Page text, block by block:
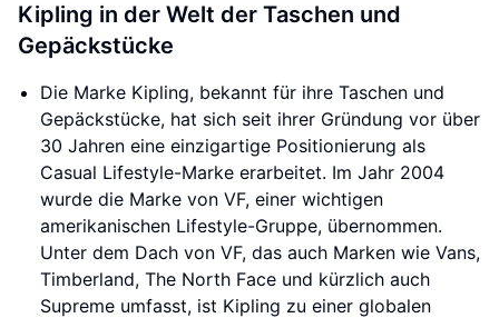
Kipling in der Welt der Taschen und
Gepäckstücke
Die Marke Kipling, bekannt für ihre Taschen und
Gepäckstücke, hat sich seit ihrer Gründung vor über
30 Jahren eine einzigartige Positionierung als
Casual Lifestyle-Marke erarbeitet. Im Jahr 2004
wurde die Marke von VF, einer wichtigen
amerikanischen Lifestyle-Gruppe, übernommen.
Unter dem Dach von VF, das auch Marken wie Vans,
Timberland, The North Face und kürzlich auch
Supreme umfasst, ist Kipling zu einer globalen